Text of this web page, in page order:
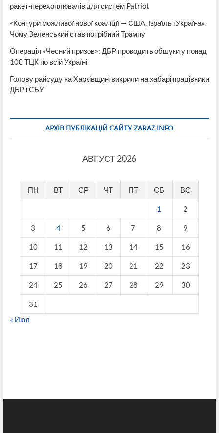
ракет-перехоплювачів для систем Patriot
«Контури можливої нової коаліції — США, Ізраїль і Україна».
Чому Зеленський став потрібний Трампу
Операція «Чесний призов»: ДБР проводить обшуки у понад
100 ТЦК по всій Україні
Голову райсуду на Харківщині викрили на хабарі працівники
ДБР і СБУ
АРХІВ ПУБЛІКАЦІЙ САЙТУ ZARAZ.INFO
АВГУСТ 2026
ПН ВТ СР ЧТ ПТ СБ ВС
1 2
3 4 5 6 7 8 9
10 11 12 13 14 15 16
17 18 19 20 21 22 23
24 25 26 27 28 29 30
31
« Июл